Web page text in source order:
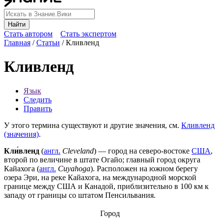
Найти
Стать автором
Стать экспертом
Главная /Статьи /Кливленд
Кливленд
Язык
Следить
Править
У этого термина существуют и другие значения, см. Кливленд
(значения).
Кли́вленд (англ. Cleveland) — город на северо-востоке США,
второй по величине в штате Огайо; главный город округа
Кайахога (англ. Cuyahoga). Расположен на южном берегу
озера Эри, на реке Кайахога, на международной морской
границе между США и Канадой, приблизительно в 100 км к
западу от границы со штатом Пенсильвания.
Город